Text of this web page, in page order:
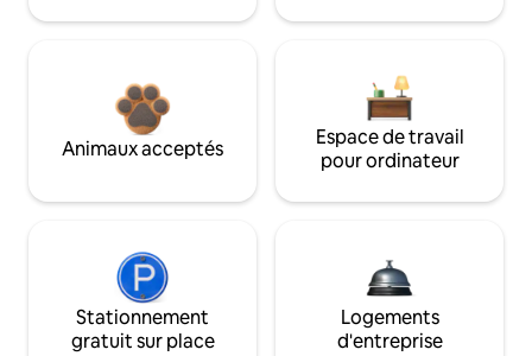
Animaux acceptés
Espace de travail
pour ordinateur
Stationnement
gratuit sur place
Logements
d'entreprise